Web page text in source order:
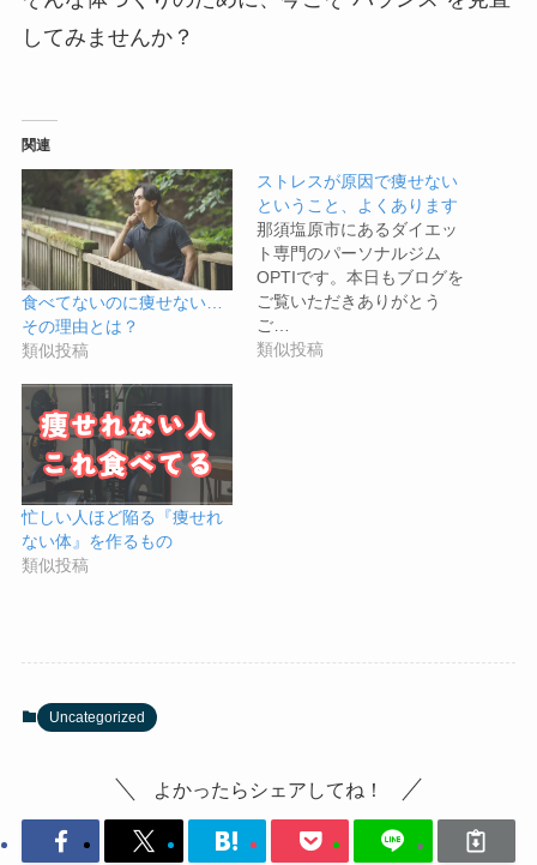
してみませんか？
関連
食べてないのに痩せない…
その理由とは？
類似投稿
ストレスが原因で痩せない
ということ、よくあります
那須塩原市にあるダイエッ
ト専門のパーソナルジム
OPTIです。本日もブログを
ご覧いただきありがとう
ご…
類似投稿
忙しい人ほど陥る『痩せれ
ない体』を作るもの
類似投稿
Uncategorized
よかったらシェアしてね！